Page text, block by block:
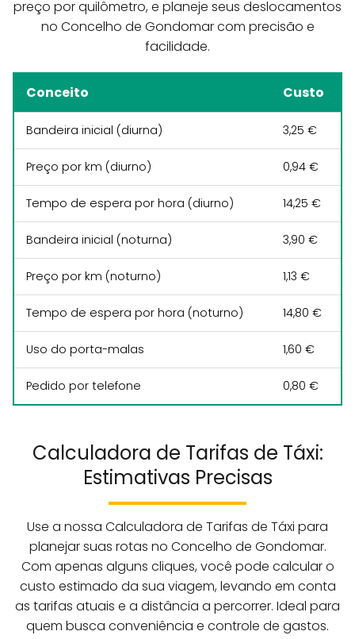
preço por quilômetro, e planeje seus deslocamentos
no Concelho de Gondomar com precisão e
facilidade.
Conceito Custo
Bandeira inicial (diurna) 3,25 €
Preço por km (diurno) 0,94 €
Tempo de espera por hora (diurno) 14,25 €
Bandeira inicial (noturna) 3,90 €
Preço por km (noturno) 1,13 €
Tempo de espera por hora (noturno) 14,80 €
Uso do porta-malas 1,60 €
Pedido por telefone 0,80 €
Calculadora de Tarifas de Táxi:
Estimativas Precisas
Use a nossa Calculadora de Tarifas de Táxi para
planejar suas rotas no Concelho de Gondomar.
Com apenas alguns cliques, você pode calcular o
custo estimado da sua viagem, levando em conta
as tarifas atuais e a distância a percorrer. Ideal para
quem busca conveniência e controle de gastos.